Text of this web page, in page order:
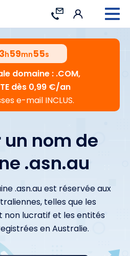
Contact Connexion
h59mn54s
domaine : .COM,
dès 0,99 €/an
e-mail INCLUS.
nom de
.asn.au
.asn.au est réservée aux
telles que les
non lucratif et les entités
en Australie.